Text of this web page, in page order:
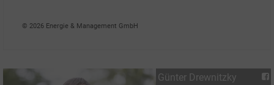
© 2026 Energie & Management GmbH
Günter Drewnitzky